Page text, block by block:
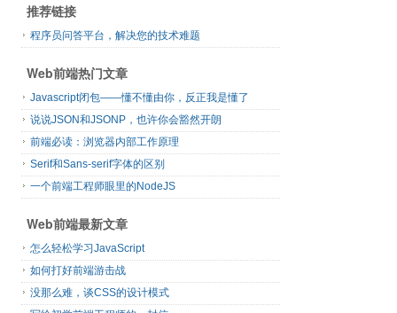
推荐链接
程序员问答平台，解决您的技术难题
Web前端热门文章
Javascript闭包——懂不懂由你，反正我是懂了
说说JSON和JSONP，也许你会豁然开朗
前端必读：浏览器内部工作原理
Serif和Sans-serif字体的区别
一个前端工程师眼里的NodeJS
Web前端最新文章
怎么轻松学习JavaScript
如何打好前端游击战
没那么难，谈CSS的设计模式